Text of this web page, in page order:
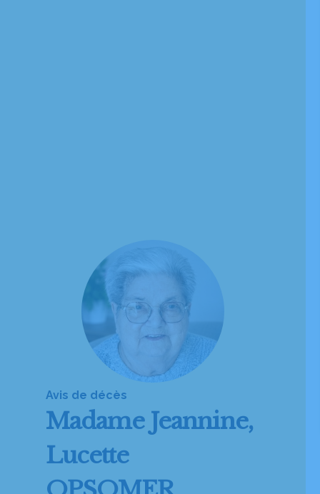
Avis de décès
Madame Jeannine,
Lucette